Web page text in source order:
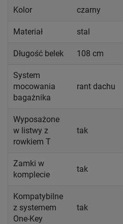
Kolor czarny
Materiał stal
Długość belek 108 cm
System
mocowania
bagażnika
rant dachu
Wyposażone
w listwy z
rowkiem T
tak
Zamki w
komplecie
tak
Kompatybilne
z systemem
One-Key
tak